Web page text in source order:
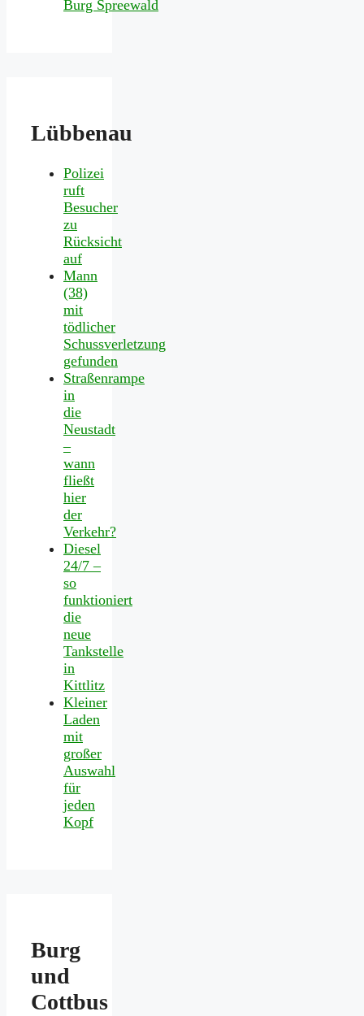
Lübbenau
Polizei
ruft
Besucher
zu
Rücksicht
auf
Mann
(38)
mit
tödlicher
Schussverletzung
gefunden
Straßenrampe
in
die
Neustadt
–
wann
fließt
hier
der
Verkehr?
Diesel
24/7 –
so
funktioniert
die
neue
Tankstelle
in
Kittlitz
Kleiner
Laden
mit
großer
Auswahl
für
jeden
Kopf
Burg
und
Cottbus